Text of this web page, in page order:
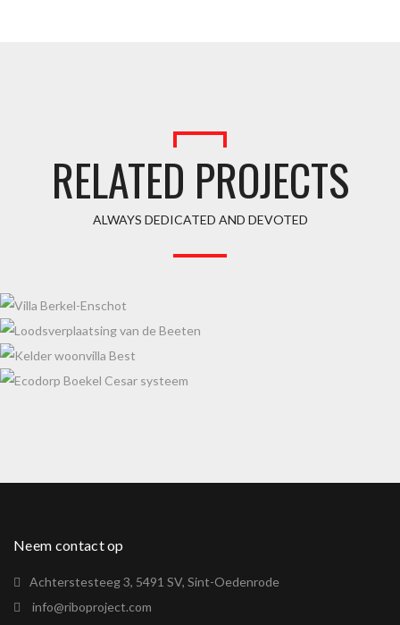
RELATED PROJECTS
ALWAYS DEDICATED AND DEVOTED
VILLA BERKEL-ENSCHOT
LOODSVERPLAATSING VAN DE BEETEN
KELDER WOONVILLA BEST
Neem contact op
Achterstesteeg 3, 5491 SV, Sint-Oedenrode
info@riboproject.com